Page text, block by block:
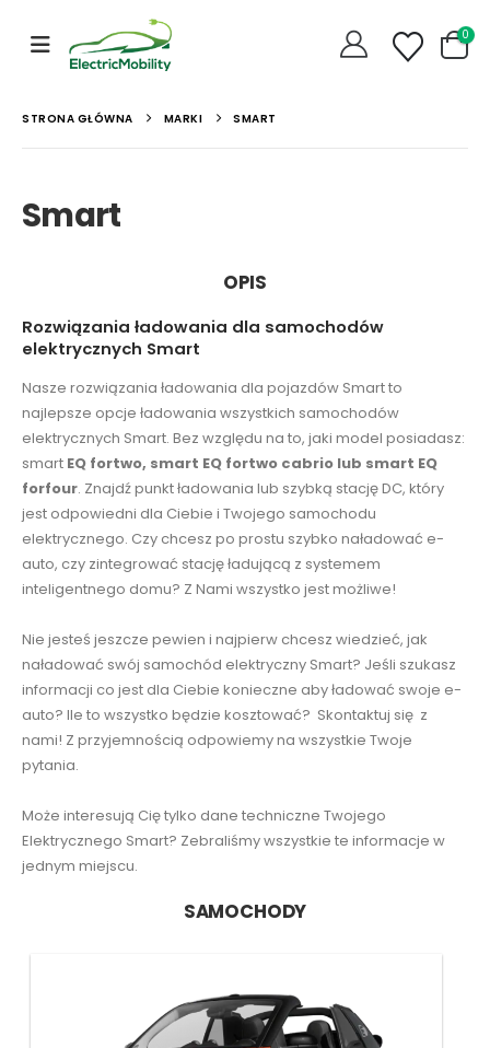
0
STRONA GŁÓWNA MARKI SMART
Smart
OPIS
Rozwiązania ładowania dla samochodów
elektrycznych Smart
Nasze rozwiązania ładowania dla pojazdów Smart to
najlepsze opcje ładowania wszystkich samochodów
elektrycznych Smart. Bez względu na to, jaki model posiadasz:
smart EQ fortwo, smart EQ fortwo cabrio lub smart EQ
forfour. Znajdź punkt ładowania lub szybką stację DC, który
jest odpowiedni dla Ciebie i Twojego samochodu
elektrycznego. Czy chcesz po prostu szybko naładować e-
auto, czy zintegrować stację ładującą z systemem
inteligentnego domu? Z Nami wszystko jest możliwe!
Nie jesteś jeszcze pewien i najpierw chcesz wiedzieć, jak
naładować swój samochód elektryczny Smart? Jeśli szukasz
informacji co jest dla Ciebie konieczne aby ładować swoje e-
auto? Ile to wszystko będzie kosztować? Skontaktuj się z
nami! Z przyjemnością odpowiemy na wszystkie Twoje
pytania.
Może interesują Cię tylko dane techniczne Twojego
Elektrycznego Smart? Zebraliśmy wszystkie te informacje w
jednym miejscu.
SAMOCHODY